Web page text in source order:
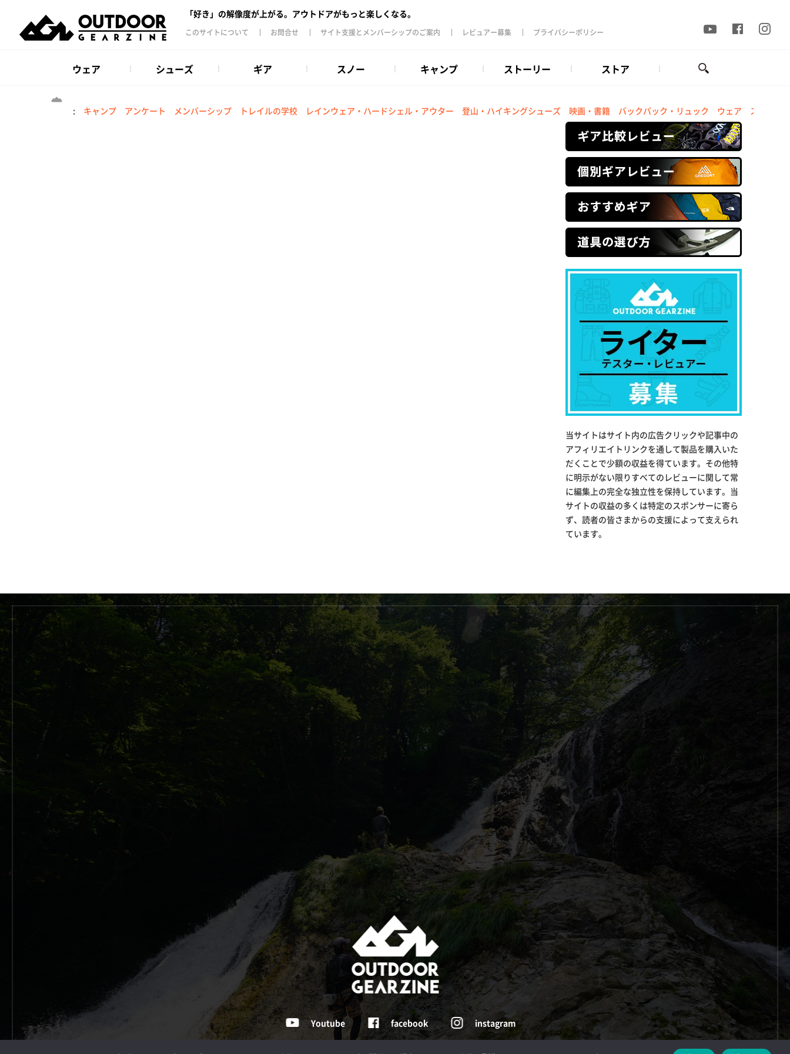
「好き」の解像度が上がる。アウトドアがもっと楽しくなる。
このサイトについて お問合せ サイト支援とメンバーシップのご案内 レビュアー募集 プライバシーポリシー
ウェア シューズ ギア スノー キャンプ ストーリー ストア
: キャンプ アンケート メンバーシップ トレイルの学校 レインウェア・ハードシェル・アウター 登山・ハイキングシューズ 映画・書籍 バックパック・リュック ウェア スノース
当サイトはサイト内の広告クリックや記事中の
アフィリエイトリンクを通して製品を購入いた
だくことで少額の収益を得ています。その他特
に明示がない限りすべてのレビューに関して常
に編集上の完全な独立性を保持しています。当
サイトの収益の多くは特定のスポンサーに寄ら
ず、読者の皆さまからの支援によって支えられ
ています。
designed by MASUDA KOHBOH Inc.
Youtube facebook instagram